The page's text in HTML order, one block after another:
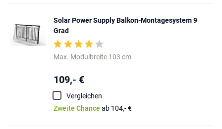
Solar Power Supply Balkon-Montagesystem 9
Grad
Max. Modulbreite 103 cm
109,- €
Vergleichen
Zweite Chance ab 104,- €